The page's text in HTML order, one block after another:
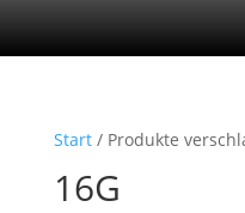
Start/ Produkte
16G